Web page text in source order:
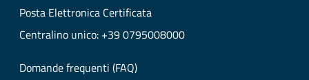
Posta Elettronica Certificata
Centralino unico: +39 0795008000
Domande frequenti (FAQ)